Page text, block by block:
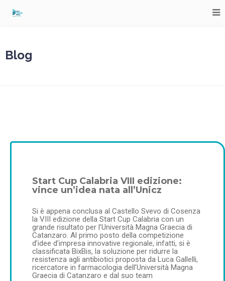
Blog
Start Cup Calabria VIII edizione:
vince un’idea nata all’Unicz
Si è appena conclusa al Castello Svevo di Cosenza
la VIII edizione della Start Cup Calabria con un
grande risultato per l’Università Magna Graecia di
Catanzaro. Al primo posto della competizione
d’idee d’impresa innovative regionale, infatti, si è
classificata BixBis, la soluzione per ridurre la
resistenza agli antibiotici proposta da Luca Gallelli,
ricercatore in farmacologia dell’Università Magna
Graecia di Catanzaro e dal suo team